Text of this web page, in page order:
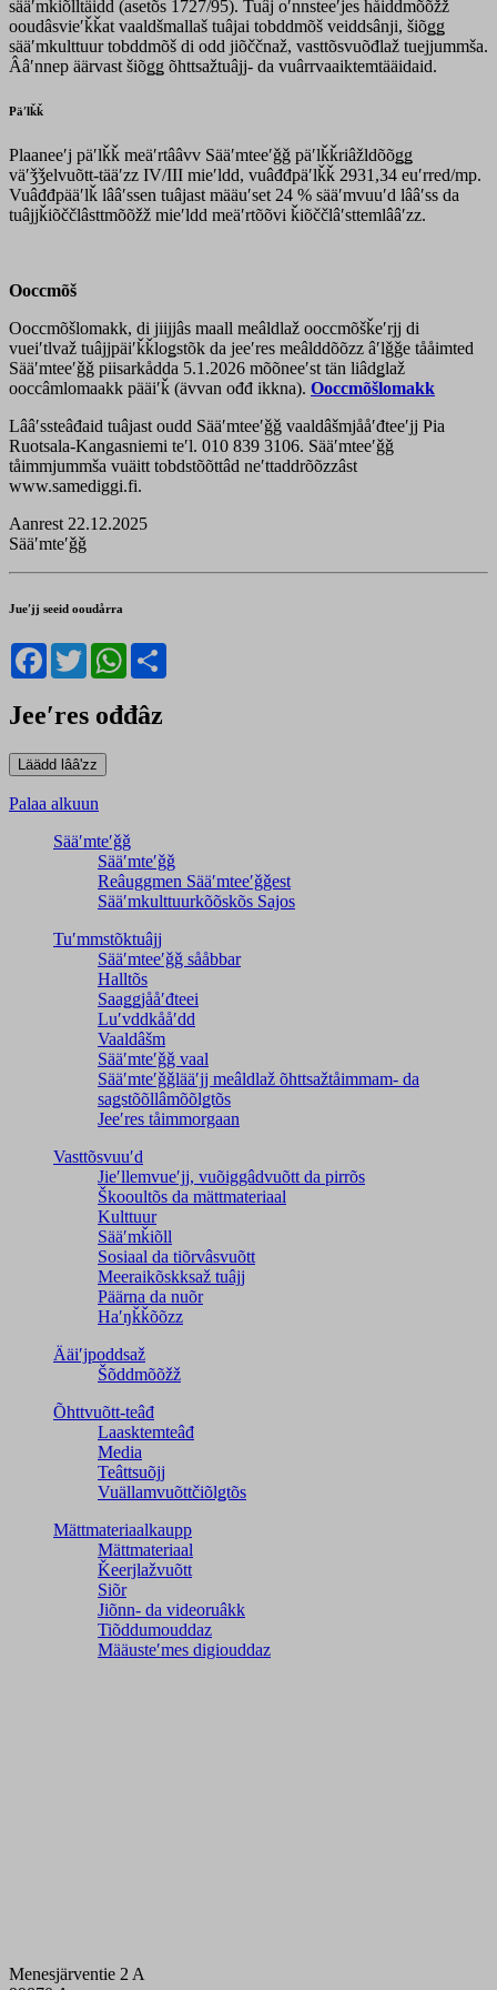
sääʹmǩiõlltäidd (asetõs 1727/95). Tuâj oʹnnsteeʹjes håiddmõõžž
ooudâsvieʹǩǩat vaaldšmallaš tuâjai tobddmõš veiddsânji, šiõǥǥ
sääʹmkulttuur tobddmõš di odd jiõččnaž, vasttõsvuõđlaž tuejjummša.
Ââʹnnep äärvast šiõǥǥ õhttsažtuâjj- da vuârrvaaiktemtääidaid.
Päʹlǩǩ
Plaaneeʹj päʹlǩǩ meäʹrtââvv Sääʹmteeʹǧǧ päʹlǩǩriâžldõõǥǥ
väʹǯǯelvuõtt-tääʹzz IV/III mieʹldd, vuâđđpäʹlǩǩ 2931,34 euʹrred/mp.
Vuâđđpääʹlǩ lââʹssen tuâjast määuʹset 24 % sääʹmvuuʹd lââʹss da
tuâjjǩiõččlâsttmõõžž mieʹldd meäʹrtõõvi ǩiõččlâʹsttemlââʹzz.
Ooccmõš
Ooccmõšlomakk, di jiijjâs maall meâldlaž ooccmõšǩeʹrjj di
vueiʹtlvaž tuâjjpäiʹǩǩloǥstõk da jeeʹres meâlddõõzz âʹlǧǧe tååimted
Sääʹmteeʹǧǧ piisarkådda 5.1.2026 mõõneeʹst tän liâdǥlaž
ooccâmlomaakk pääiʹǩ (ävvan ođđ ikkna). Ooccmõšlomakk
Lââʹssteâđaid tuâjast oudd Sääʹmteeʹǧǧ vaaldâšmjååʹđteeʹjj Pia
Ruotsala-Kangasniemi teʹl. 010 839 3106. Sääʹmteeʹǧǧ
tåimmjummša vuäitt tobdstõõttâd neʹttaddrõõzzâst
www.samediggi.fi.
Aanrest 22.12.2025
Sääʹmteʹǧǧ
Jueʹjj seeid ooudårra
Facebook
TwitterWhatsApp
Jeeʹres ođđâz
Palaa alkuun
Sääʹmteʹǧǧ
Sääʹmteʹǧǧ
Reâuggmen Sääʹmteeʹǧǧest
Sääʹmkulttuurkõõskõs Sajos
Tuʹmmstõktuâjj
Sääʹmteeʹǧǧ sååbbar
Halltõs
Saaǥǥjååʹđteei
Luʹvddkååʹdd
Vaaldâšm
Sääʹmteʹǧǧ vaal
Sääʹmteʹǧǧlääʹjj meâldlaž õhttsažtåimmam- da
saǥstõõllâmõõlǥtõs
Jeeʹres tåimmorgaan
Vasttõsvuuʹd
Jieʹllemvueʹjj, vuõiggâdvuõtt da pirrõs
Škooultõs da mättmateriaal
Kulttuur
Sääʹmǩiõll
Sosiaal da tiõrvâsvuõtt
Meeraikõskksaž tuâjj
Päärna da nuõr
Haʹŋǩǩõõzz
Ääiʹjpoddsaž
Šõddmõõžž
Õhttvuõtt-teâđ
Laasktemteâđ
Media
Teâttsuõjj
Vuällamvuõttčiõlǥtõs
Mättmateriaalkaupp
Mättmateriaal
Ǩeerjlažvuõtt
Siõr
Jiõnn- da videoruâkk
Tiõddumouddaz
Määusteʹmes digiouddaz
Menesjärventie 2 A